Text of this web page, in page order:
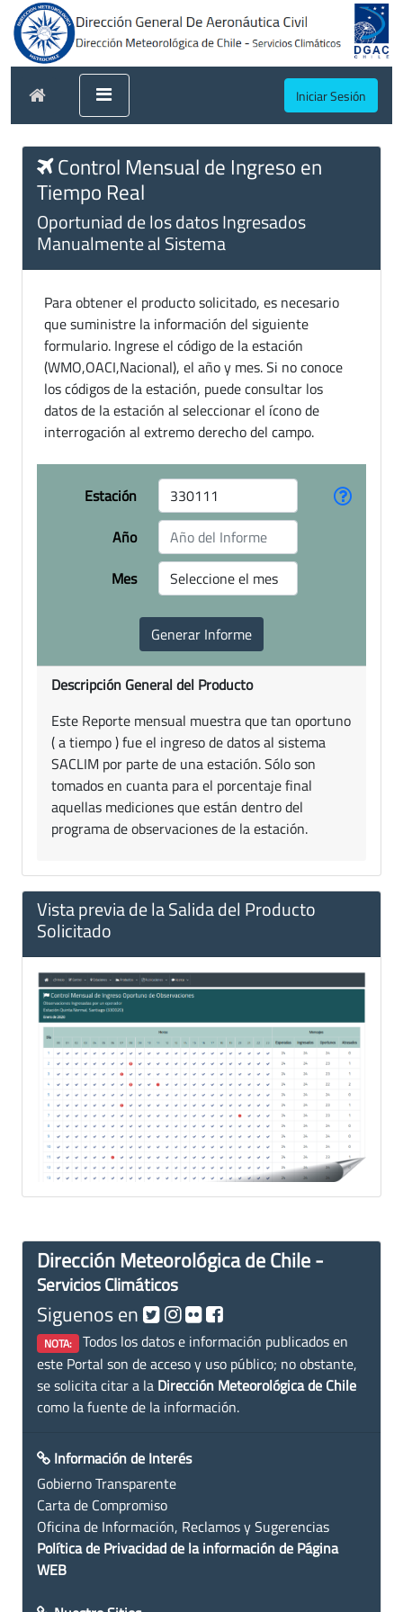
Iniciar Sesión
Control Mensual de Ingreso en
Tiempo Real
Oportuniad de los datos Ingresados
Manualmente al Sistema
Para obtener el producto solicitado, es necesario
que suministre la información del siguiente
formulario. Ingrese el código de la estación
(WMO,OACI,Nacional), el año y mes. Si no conoce
los códigos de la estación, puede consultar los
datos de la estación al seleccionar el ícono de
interrogación al extremo derecho del campo.
Estación
Año
Mes
Descripción General del Producto
Este Reporte mensual muestra que tan oportuno
( a tiempo ) fue el ingreso de datos al sistema
SACLIM por parte de una estación. Sólo son
tomados en cuanta para el porcentaje final
aquellas mediciones que están dentro del
programa de observaciones de la estación.
Vista previa de la Salida del Producto
Solicitado
Dirección Meteorológica de Chile -
Servicios Climáticos
Siguenos en
NOTA: Todos los datos e información publicados en
este Portal son de acceso y uso público; no obstante,
se solicita citar a la Dirección Meteorológica de Chile
como la fuente de la información.
Información de Interés
Gobierno Transparente
Carta de Compromiso
Oficina de Información, Reclamos y Sugerencias
Política de Privacidad de la información de Página
WEB